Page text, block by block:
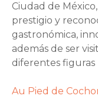
Ciudad de
prestigio y
gastronómica,
además de ser
diferentes figuras
Au Pied de